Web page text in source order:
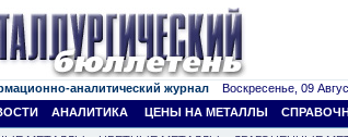
аналитический журнал Воскресенье, 09
АНАЛИТИКА ЦЕНЫ НА МЕТАЛЛЫ